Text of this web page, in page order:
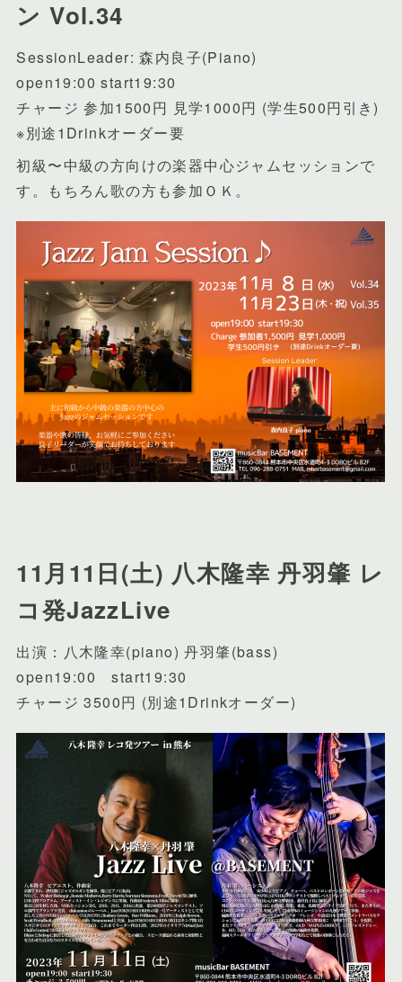
ン Vol.34
SessionLeader: 森内良子(Piano)
open19:00 start19:30
チャージ 参加1500円 見学1000円 (学生500円引き)
※別途1Drinkオーダー要
初級〜中級の方向けの楽器中心ジャムセッションで
す。もちろん歌の方も参加ＯＫ。
11月11日(土) 八木隆幸 丹羽肇 レ
コ発JazzLive
出演：八木隆幸(piano) 丹羽肇(bass)
open19:00 start19:30
チャージ 3500円 (別途1Drinkオーダー)